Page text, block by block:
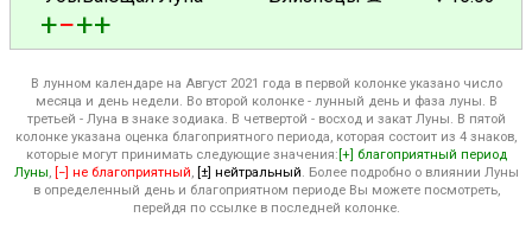
+−++
В лунном календаре на Август 2021 года в первой колонке указано число
месяца и день недели. Во второй колонке - лунный день и фаза луны. В
третьей - Луна в знаке зодиака. В четвертой - восход и закат Луны. В пятой
колонке указана оценка благоприятного периода, которая состоит из 4 знаков,
которые могут принимать следующие значения: [+] благоприятный период
Луны, [−] не благоприятный, [±] нейтральный. Более подробно о влиянии Луны
в определенный день и благоприятном периоде Вы можете посмотреть,
перейдя по ссылке в последней колонке.